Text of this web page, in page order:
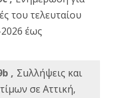
του τελευταίου
έως
, Σuλλήψεις και
σε Αττική,